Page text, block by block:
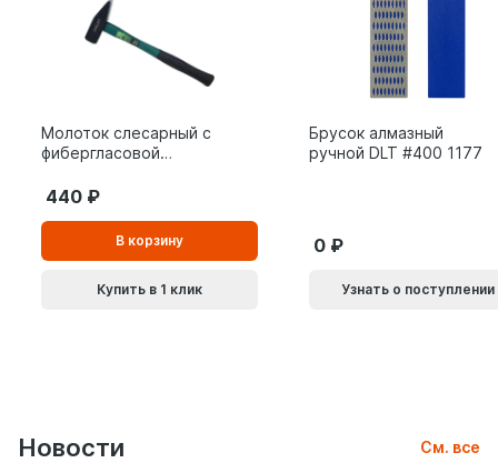
Молоток слесарный с
фибергласовой
кг 10180-08
440
В корзину
Купить в 1 клик
Брусок алмазный
ручной DLT #400 1177
0
Узнать о поступлении
Новости См. все